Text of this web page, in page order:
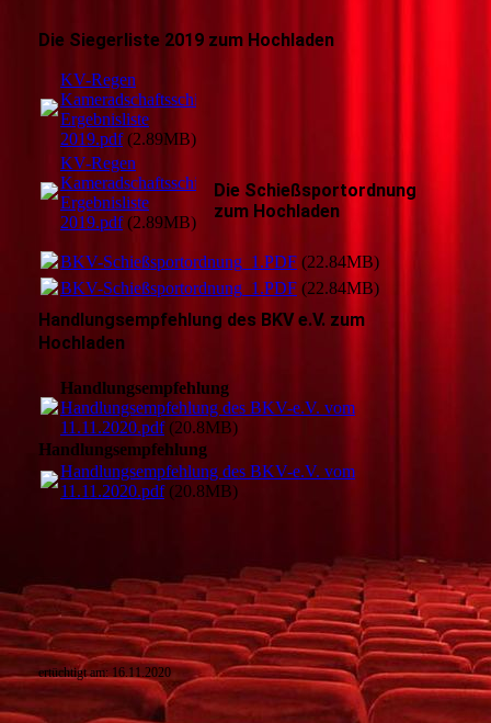
Die Siegerliste 2019 zum Hochladen
KV-Regen
Kameradschaftsschiessen
Ergebnisliste
2019.pdf(2.89MB)
KV-Regen
Kameradschaftsschiessen
Ergebnisliste
2019.pdf(2.89MB)
Die Schießsportordnung
zum Hochladen
BKV-Schießsportordnung_1.PDF (22.84MB)
BKV-Schießsportordnung_1.PDF (22.84MB)
Handlungsempfehlung des BKV e.V. zum
Hochladen
Handlungsempfehlung
Handlungsempfehlung des BKV-e.V. vom
11.11.2020.pdf(20.8MB)
Handlungsempfehlung
Handlungsempfehlung des BKV-e.V. vom
11.11.2020.pdf(20.8MB)
ertüchtigt am: 16.11.2020